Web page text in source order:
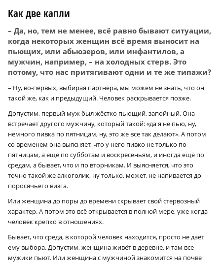
Как две капли
– Да, но, тем не менее, всё равно бывают ситуации,
когда некоторых женщин всё время выносит на
пьющих, или абьюзеров, или инфантилов, а
мужчин, например, – на холодных стерв. Это
потому, что нас притягивают одни и те же типажи?
– Ну, во-первых, выбирая партнёра, мы можем не знать, что он
такой же, как и предыдущий. Человек раскрывается позже.
Допустим, первый муж был жёстко пьющий, запойный. Она
встречает другого мужчину, который такой: «да я не пью, ну,
немного пивка по пятницам, ну, это же все так делают». А потом
со временем она выясняет, что у него пивко не только по
пятницам, а ещё по субботам и воскресеньям, и иногда ещё по
средам, а бывает, что и по вторникам. И выясняется, что это
точно такой же алкоголик, ну только, может, не напивается до
поросячьего визга.
Или женщина до поры до времени скрывает свой стервозный
характер. А потом это всё открывается в полной мере, уже когда
человек крепко в отношениях.
Бывает, что среда, в которой человек находится, просто не даёт
ему выбора. Допустим, женщина живёт в деревне, и там все
мужики пьют. Или женщина с мужчиной знакомится на почве